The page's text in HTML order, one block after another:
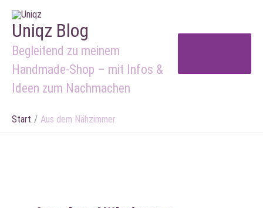
Zum
Inhalt
springen
Uniqz Blog
Begleitend zu meinem
Handmade-Shop – mit Infos &
Ideen zum Nachmachen
Start Aus dem Nähzimmer